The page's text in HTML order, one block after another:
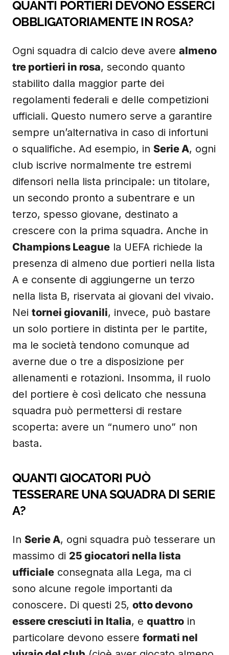
QUANTI PORTIERI DEVONO ESSERCI
OBBLIGATORIAMENTE IN ROSA?
Ogni squadra di calcio deve avere almeno
tre portieri in rosa, secondo quanto
stabilito dalla maggior parte dei
regolamenti federali e delle competizioni
ufficiali. Questo numero serve a garantire
sempre un’alternativa in caso di infortuni
o squalifiche. Ad esempio, in Serie A, ogni
club iscrive normalmente tre estremi
difensori nella lista principale: un titolare,
un secondo pronto a subentrare e un
terzo, spesso giovane, destinato a
crescere con la prima squadra. Anche in
Champions League la UEFA richiede la
presenza di almeno due portieri nella lista
A e consente di aggiungerne un terzo
nella lista B, riservata ai giovani del vivaio.
Nei tornei giovanili, invece, può bastare
un solo portiere in distinta per le partite,
ma le società tendono comunque ad
averne due o tre a disposizione per
allenamenti e rotazioni. Insomma, il ruolo
del portiere è così delicato che nessuna
squadra può permettersi di restare
scoperta: avere un “numero uno” non
basta.
QUANTI GIOCATORI PUÒ
TESSERARE UNA SQUADRA DI SERIE
A?
In Serie A, ogni squadra può tesserare un
massimo di 25 giocatori nella lista
ufficiale consegnata alla Lega, ma ci
sono alcune regole importanti da
conoscere. Di questi 25, otto devono
essere cresciuti in Italia, e quattro in
particolare devono essere formati nel